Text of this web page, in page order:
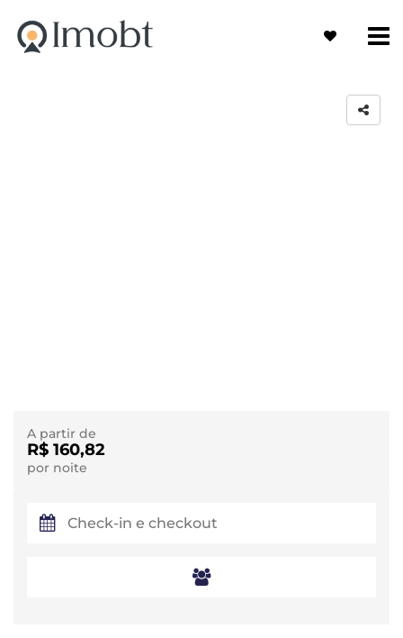
A partir de
R$ 160,82
por noite